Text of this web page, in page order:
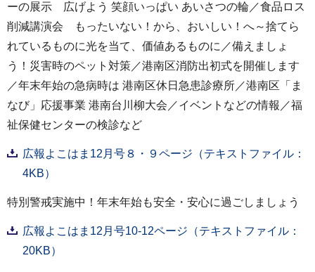
ーの展示 広げよう 笑顔いっぱい あいさつの輪／食品ロス
削減講演会 もったいない！から、おいしい！へ～捨てら
れているものに光を当て、価値あるものに／備えましょ
う！災害時のペット対策／港南区消防出初式を開催します
／年末年始の急病時は 港南区休日急患診療所／港南区「ま
なび」応援事業 港南台川柳大会／イベントなどの情報／福
祉保健センターの検診など
広報よこはま12月号８・９ページ（テキストファイル：
4KB）
特別警戒実施中！年末年始も安全・安心に過ごしましょう
広報よこはま12月号10-12ページ（テキストファイル：
20KB）